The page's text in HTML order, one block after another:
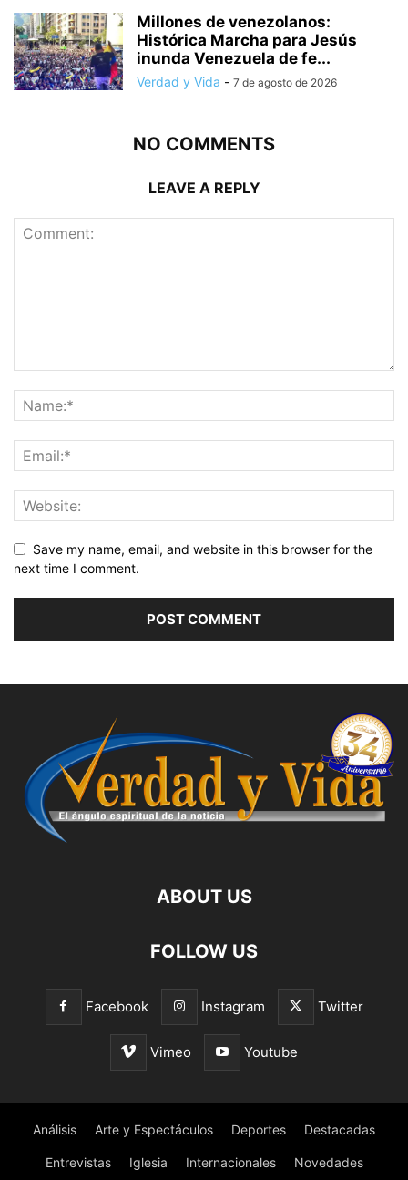
Millones de venezolanos:
Histórica Marcha para Jesús
inunda Venezuela de fe...
Verdad y Vida - 7 de agosto de 2026
NO COMMENTS
LEAVE A REPLY
Save my name, email, and website in this browser for the
next time I comment.
ABOUT US
FOLLOW US
Facebook Instagram Twitter
Vimeo Youtube
Análisis Arte y Espectáculos Deportes Destacadas
Entrevistas Iglesia Internacionales Novedades